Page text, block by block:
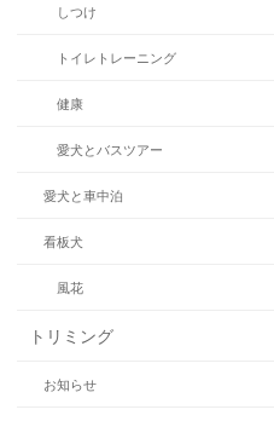
しつけ
トイレトレーニング
健康
愛犬とバスツアー
愛犬と車中泊
看板犬
風花
トリミング
お知らせ